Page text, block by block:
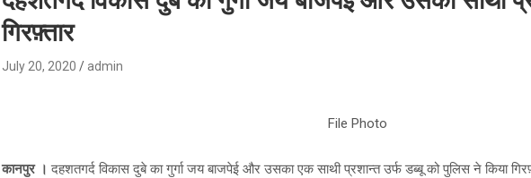
गिरफ़्तार
July 20, 2020 admin
File Photo
कानपुर । दहशतगर्द विकास दुबे का गुर्गा जय बाजपेई और उसका एक साथी प्रशान्त उर्फ डब्बू को पुलिस ने किया